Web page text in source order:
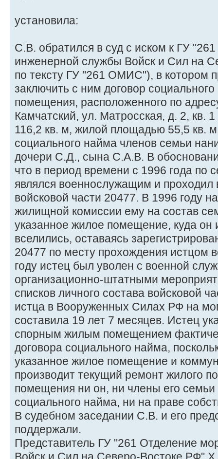
установила:
С.В. обратился в суд с иском к ГУ
инженерной службы Войск и Сил на
по тексту ГУ "261 ОМИС"), в котором
заключить с ним договор
помещения, расположенного по
Камчатский, ул. Матросская, д. 2, кв.
116,2 кв. м, жилой площадью 55,5 кв.
социального найма членов семьи
дочери С.Д., сына С.А.В. В
что в период времени с 1996 года по
являлся военнослужащим и проходил
войсковой части 20477. В 1996 году
жилищной комиссии ему на состав
указанное жилое помещение, куда он
вселились, оставаясь
20477 по месту прохождения истцом
году истец был уволен с военной
организационно-штатными
списков личного состава войсковой
истца в Вооруженных Силах РФ на
составила 19 лет 7 месяцев. Истец
спорным жилым помещением
договора социального найма,
указанное жилое помещение и
производит текущий ремонт жилого
помещения ни он, ни члены его семьи
социального найма, ни на праве
В судебном заседании С.В. и его
поддержали.
Представитель ГУ "261 Отделение
Войск и Сил на Северо-Востоке РФ" Х.